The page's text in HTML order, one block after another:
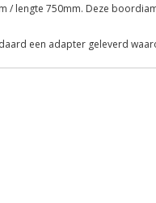
lengte 750mm. Deze
een adapter geleverd